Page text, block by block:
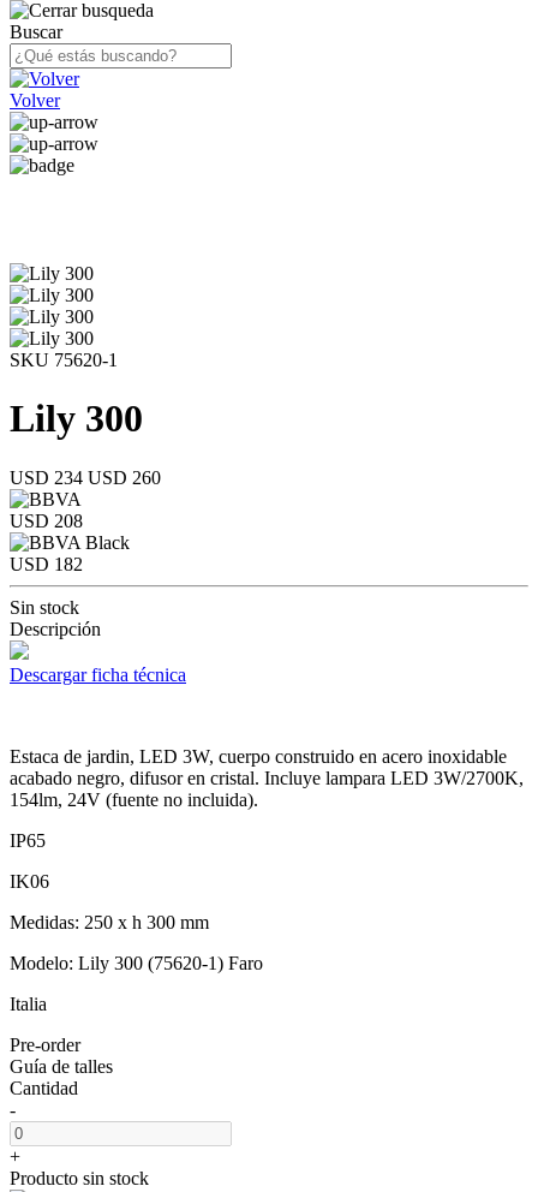
Buscar
Volver
SKU 75620-1
Lily 300
USD 234 USD 260
USD 208
USD 182
Sin stock
Descripción
Descargar ficha técnica
Estaca de jardin, LED 3W, cuerpo construido en acero inoxidable
acabado negro, difusor en cristal. Incluye lampara LED 3W/2700K,
154lm, 24V (fuente no incluida).
IP65
IK06
Medidas: 250 x h 300 mm
Modelo: Lily 300 (75620-1) Faro
Italia
Pre-order
Guía de talles
Cantidad
-
+
Producto sin stock